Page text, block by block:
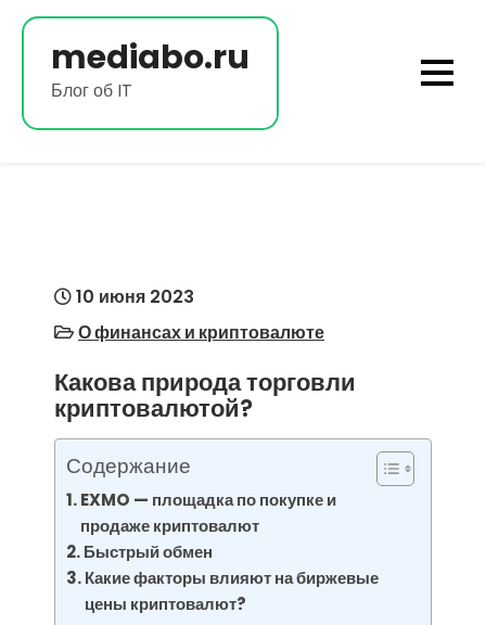
Перейти
содержимомуmediabo.ru
Блог об IT
10 июня 2023
О финансах и криптовалюте
Какова природа торговли
криптовалютой?
Содержание
EXMO — площадка по покупке и
продаже криптовалют
Быстрый обмен
Какие факторы влияют на биржевые
цены криптовалют?